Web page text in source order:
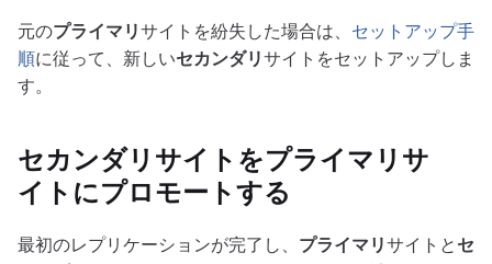
元のプライマリサイトを紛失した場合は、 セットアップ手
順に従って、新しいセカンダリサイトをセットアップしま
す。
セカンダリ サイトをプライマリ サ
イトにプロモートする
最初のレプリケーションが完了し、 プライマリサイトと セ